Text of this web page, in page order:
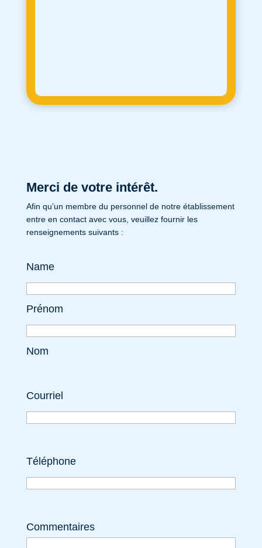
Merci de votre intérêt.
Afin qu’un membre du personnel de notre établissement
entre en contact avec vous, veuillez fournir les
renseignements suivants :
Name
Prénom
Nom
Courriel
Téléphone
Commentaires